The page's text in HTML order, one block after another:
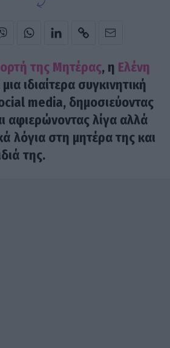
της Μητέρας, η Ελένη
ιδιαίτερα συγκινητική
media, δημοσιεύοντας
αφιερώνοντας λίγα αλλά
λόγια στη μητέρα της και
της.